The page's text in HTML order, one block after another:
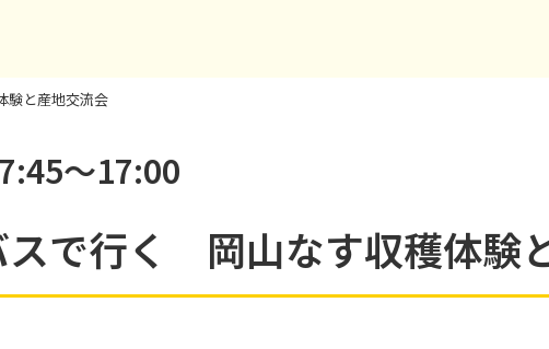
験と産地交流会
～17:00
スで行く 岡山なす収穫体験